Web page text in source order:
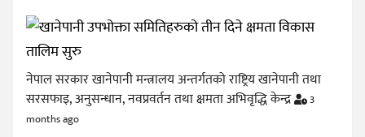
नेपाल सरकार खानेपानी मन्त्रालय अन्तर्गतको राष्ट्रिय खानेपानी तथा
सरसफाइ, अनुसन्धान, नवप्रवर्तन तथा क्षमता अभिवृद्धि केन्द्र
3
months ago